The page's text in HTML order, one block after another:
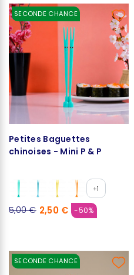
SECONDE CHANCE
Petites Baguettes
chinoises - Mini P & P
+1
5,00 € 2,50 € -50%
SECONDE CHANCE